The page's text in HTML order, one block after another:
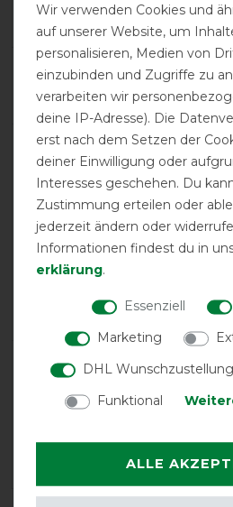
1
Product
5/5
product
calculated from 1
Positive
100%
Neutral
Negative
0%
LATEST
weniger Schmerzen:)
Wir verwenden Cookies und
auf unserer Website, um
personalisieren, Medien von
einzubinden und Zugriffe zu
verarbeiten wir
deine IP-Adresse). Die
erst nach dem Setzen der
deiner Einwilligung oder
Interesses geschehen. Du
Zustimmung erteilen oder
jederzeit ändern oder
Informationen findest du in
erklärung.
Essenziell
Marketing
DHL Wunschzustellung
Funktional
ALLE